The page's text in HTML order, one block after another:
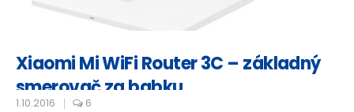
Xiaomi Mi WiFi Router 3C – základný
smerovač za babku
1.10.2016 6